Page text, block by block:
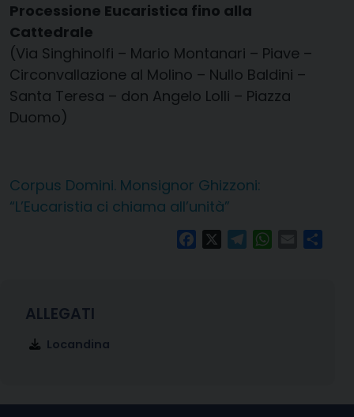
Processione Eucaristica fino alla
Cattedrale
(Via Singhinolfi – Mario Montanari – Piave –
Circonvallazione al Molino – Nullo Baldini –
Santa Teresa – don Angelo Lolli – Piazza
Duomo)
Corpus Domini. Monsignor Ghizzoni:
“L’Eucaristia ci chiama all’unità”
FacebookTelegramWhatsApp
Email
Locandina